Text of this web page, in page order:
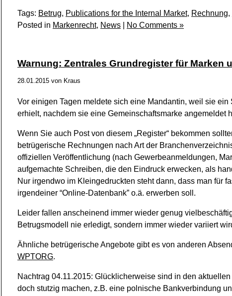
Tags: Betrug, Publications for the Internal Market, Rechnung,
Posted in Markenrecht, News No Comments »
Warnung: Zentrales Grundregister für Marken
28.01.2015 von Kraus
Vor einigen Tagen meldete sich eine Mandantin, weil sie
erhielt, nachdem sie eine Gemeinschaftsmarke angemeldet
Wenn Sie auch Post von diesem „Register“ bekommen
betrügerische Rechnungen nach Art der
offiziellen Veröffentlichung (nach Gewerbeanmeldungen,
aufgemachte Schreiben, die den Eindruck erwecken, als
Nur irgendwo im Kleingedruckten steht dann, dass man für
irgendeiner “Online-Datenbank” o.ä. erwerben soll.
Leider fallen anscheinend immer wieder genug
Betrugsmodell nie erledigt, sondern immer wieder variiert
Ähnliche betrügerische Angebote gibt es von anderen
WPTORG.
Nachtrag 04.11.2015: Glücklicherweise sind in den
doch stutzig machen, z.B. eine polnische Bankverbindung